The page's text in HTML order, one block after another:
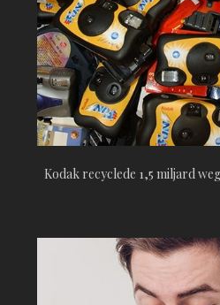
Kodak recyclede 1,5 miljard